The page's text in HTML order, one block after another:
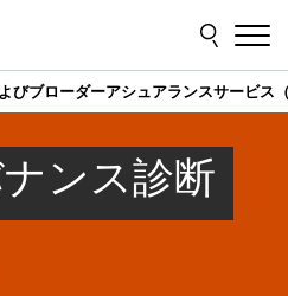
びブローダーアシュアランスサービス
ンス診断